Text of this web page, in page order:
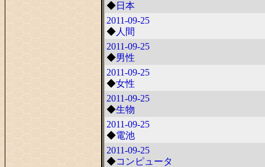
◆日本
2011-09-25
◆人間
2011-09-25
◆男性
2011-09-25
◆女性
2011-09-25
◆生物
2011-09-25
◆電池
2011-09-25
◆コンピュータ